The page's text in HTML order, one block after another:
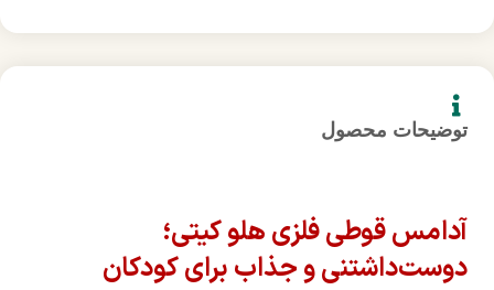
توضیحات محصول
آدامس قوطی فلزی هلو کیتی؛
دوست‌داشتنی و جذاب برای کودکان